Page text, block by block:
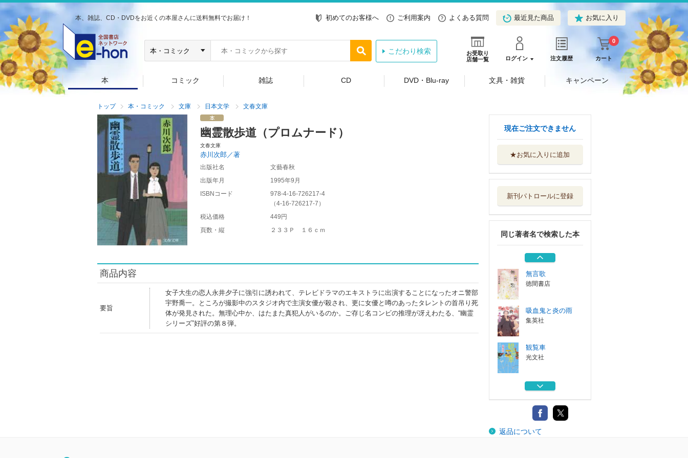
本、雑誌、CD・DVDをお近くの本屋さんに送料無料でお届け！ 初めてのお客様へ ご利用案内 よくある質問 最近見た商品 お気に入り
お受取り
店舗一覧
ログイン 注文履歴 カート
0
こだわり検索
本 コミック 雑誌 CD DVD・Blu-ray 文具・雑貨 キャンペーン
トップ 本・コミック 文庫 日本文学 文春文庫
幽霊散歩道（プロムナード）
文春文庫
赤川次郎／著
出版社名
文藝春秋
出版年月
1995年9月
ISBNコード
978-4-16-726217-4
（4-16-726217-7 ）
税込価格
449円
頁数・縦
２３３Ｐ １６ｃｍ
商品内容
要旨
女子大生の恋人永井夕子に強引に誘われて、テレビドラマのエキストラに出演することになったオニ警部
宇野喬一。ところが撮影中のスタジオ内で主演女優が殺され、更に女優と噂のあったタレントの首吊り死
体が発見された。無理心中か、はたまた真犯人がいるのか。ご存じ名コンビの推理が冴えわたる、“幽霊
シリーズ”好評の第８弾。
現在ご注文できません
★お気に入りに追加
新刊パトロールに登録
同じ著者名で検索した本
吸血鬼と炎の雨
集英社
観覧車
死者の試写会へよ
うこそ
集英社
無言歌
徳間書店
吸血鬼と炎の雨
集英社
観覧車
光文社
死者の試写会へよ
集英社
無言歌
徳間書店
返品について